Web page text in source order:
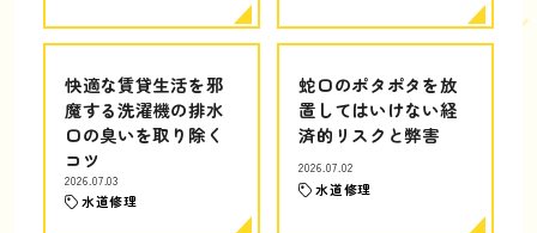
快適な賃貸生活を邪
魔する洗濯機の排水
口の臭いを取り除く
コツ
2026.07.03
水道修理
蛇口のポタポタを放
置してはいけない経
済的リスクと弊害
2026.07.02
水道修理